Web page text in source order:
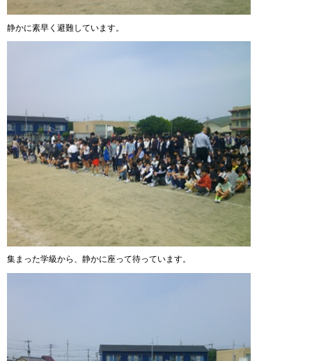
静かに素早く避難しています。
集まった学級から、静かに座って待っています。